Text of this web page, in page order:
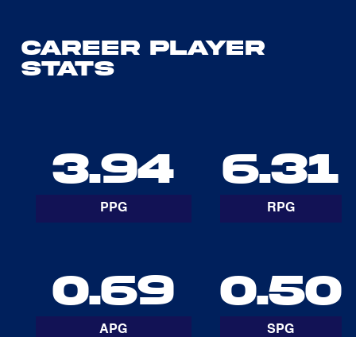
Career Player
Stats
3.94
PPG
6.31
RPG
0.69
APG
0.50
SPG